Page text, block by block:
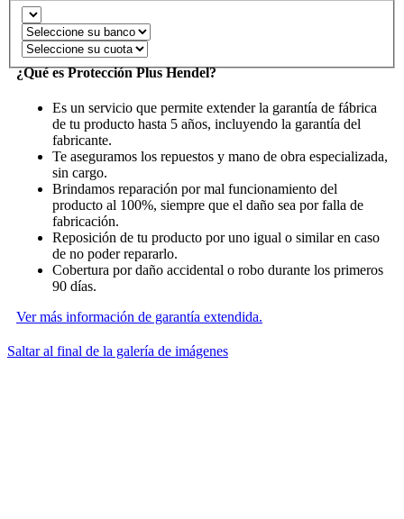
¿Qué es Protección Plus Hendel?
Es un servicio que permite extender la garantía de fábrica
de tu producto hasta 5 años, incluyendo la garantía del
fabricante.
Te aseguramos los repuestos y mano de obra especializada,
sin cargo.
Brindamos reparación por mal funcionamiento del
producto al 100%, siempre que el daño sea por falla de
fabricación.
Reposición de tu producto por uno igual o similar en caso
de no poder repararlo.
Cobertura por daño accidental o robo durante los primeros
90 días.
Ver más información de garantía extendida.
Saltar al final de la galería de imágenes